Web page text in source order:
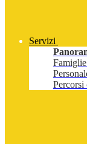
Servizi
Percorsi